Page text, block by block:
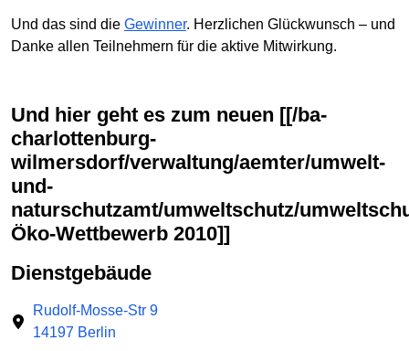
Und das sind die Gewinner. Herzlichen Glückwunsch – und
Danke allen Teilnehmern für die aktive Mitwirkung.
Und hier geht es zum neuen [[/ba-
charlottenburg-
wilmersdorf/verwaltung/aemter/umwelt-
und-
naturschutzamt/umweltschutz/
Öko-Wettbewerb 2010]]
Dienstgebäude
Rudolf-Mosse-Str 9
14197 Berlin